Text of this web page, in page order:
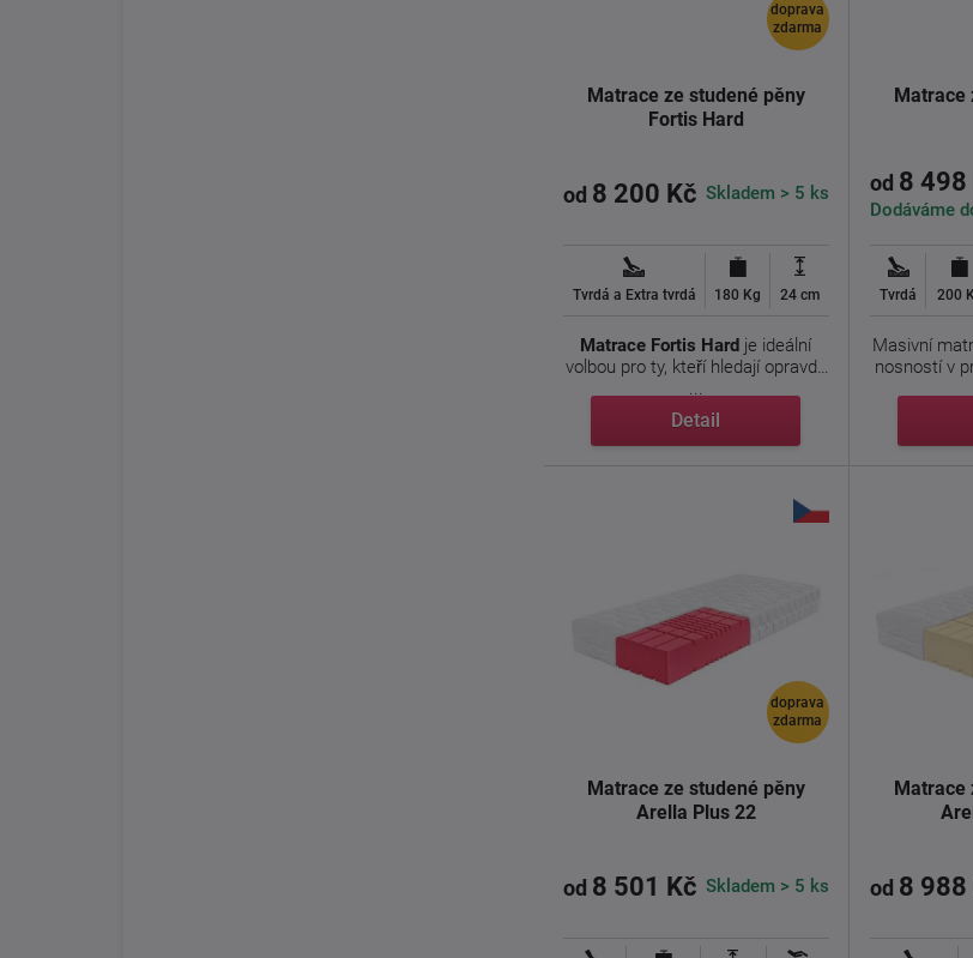
doprava
zdarma
Matrace ze studené pěny
Fortis Hard
od 8 200 Kč Skladem > 5 ks
Tvrdá a Extra tvrdá 180 Kg 24 cm
Matrace Fortis Hard je ideální
volbou pro ty, kteří hledají opravdu
...
Detail
Matrace
od 8 498
Dodáváme
Tvrdá 200
Masivní
nosností v
doprava
zdarma
Matrace ze studené pěny
Arella Plus 22
od 8 501 Kč Skladem > 5 ks
Matrace
od 8 988